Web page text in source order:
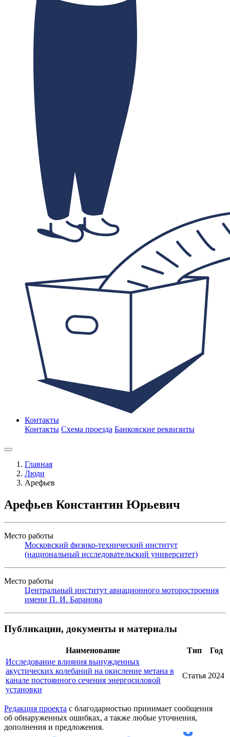
Контакты
Контакты Схема проезда Банковские реквизиты
Главная
Люди
Арефьев
Арефьев Константин Юрьевич
Место работы
Московский физико-технический институт
(национальный исследовательский университет)
Место работы
Центральный институт авиационного моторостроения
имени П. И. Баранова
Публикации, документы и материалы
Наименование Тип
Год
Исследование влияния вынужденных
акустических колебаний на окисление метана в
канале постоянного сечения энергосиловой
установки
Статья 2024
Редакция проекта с благодарностью принимает сообщения
об обнаруженных ошибках, а также любые уточнения,
дополнения и предложения.